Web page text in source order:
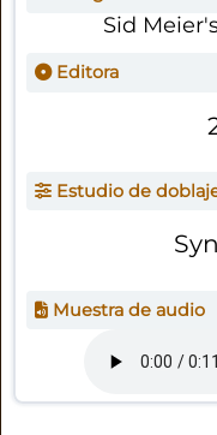
Sid
Editora
Estudio de
Muestra de audio